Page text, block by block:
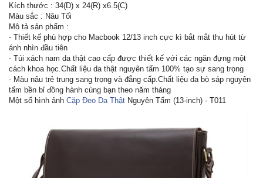
Kích thước : 34(D) x 24(R) x6.5(C)
Màu sắc : Nâu Tối
Mô tả sản phẩm :
- Thiết kế phù hợp cho Macbook 12/13 inch cực kì bắt mắt thu hút từ
ánh nhìn đầu tiên
- Túi xách nam da thật cao cấp được thiết kế với các ngăn đựng một
cách khoa học.Chất liệu da thật nguyên tấm 100% tạo sự sang trọng
- Màu nâu trẻ trung sang trọng và đẳng cấp.Chất liệu da bò sáp nguyên
tấm bền bỉ đồng hành cùng bạn theo năm tháng
Một số hình ảnh Cặp Đeo Da Thật Nguyên Tấm (13-inch) - T011